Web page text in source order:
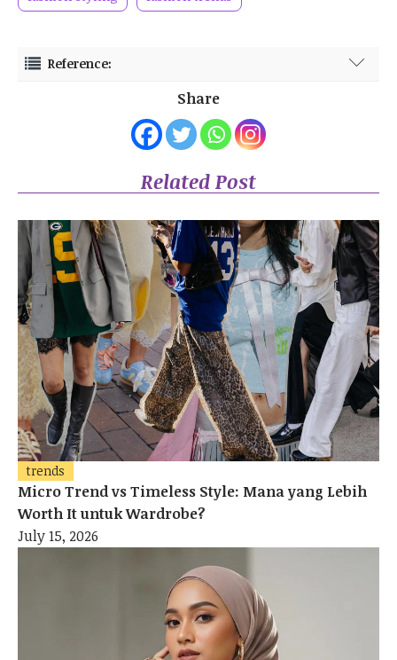
Reference:
https://wolipop.detik.com/hijab-update/d-7243711/ini-tren-warna-
baju-lebaran-2024-bukan-lagi-tersage-sage
https://glints.com/id/lowongan/warna-baju-lebaran-2024/
Share
Related Post
trends
Micro Trend vs Timeless Style: Mana yang Lebih
Worth It untuk Wardrobe?
July 15, 2026